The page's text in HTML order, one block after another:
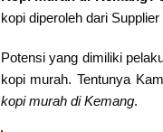
kopi diperoleh dari
Potensi yang dimiliki
kopi murah. Tentunya
kopi murah di Kemang.